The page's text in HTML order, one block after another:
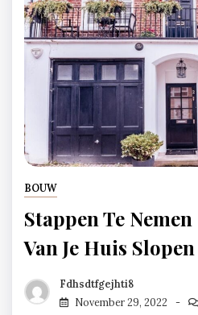
BOUW
Stappen Te
Van Je Huis Slopen
Fdhsdtfgejhti8
November 29, 2022